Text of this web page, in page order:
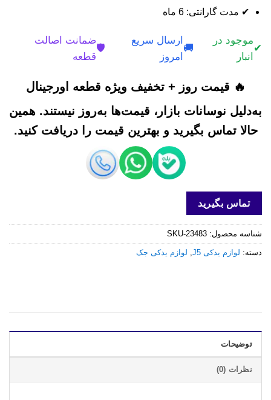
✔ مدت گارانتی: 6 ماه
✔
موجود در
انبار
🚚
ارسال سریع
امروز
🛡️
ضمانت اصالت
قطعه
🔥 قیمت روز + تخفیف ویژه قطعه اورجینال
به‌دلیل نوسانات بازار، قیمت‌ها به‌روز نیستند. همین
حالا تماس بگیرید و بهترین قیمت را دریافت کنید.
تماس بگیرید
شناسه محصول: SKU-23483
دسته: لوازم یدکی J5 , لوازم یدکی جک
توضیحات
نظرات (0)